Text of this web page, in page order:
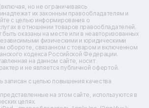
бесперебойного питания
пультов
плит
прицелов
ночного видения
но не ограничиваясь
их законным правообладателям и
с целью информирования о
в отношении товаров правообладателей.
быть оказаны на месте или в неавторизованных
физическими и юридическими
обороте, связанном с товаром и включенном
кодекса Российской Федерации.
на данном сайте, носит
и не является публичной офертой.
записан с целью повышения качества
на этом сайте, используются в
целях.